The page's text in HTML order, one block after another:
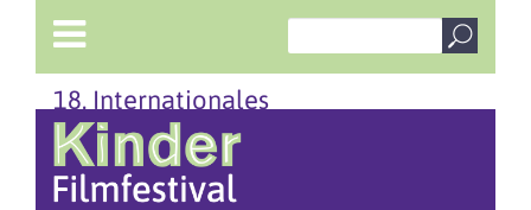
18. Internationales